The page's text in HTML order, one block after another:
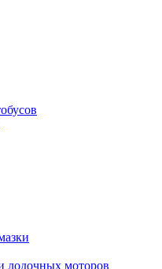
лодочных моторов